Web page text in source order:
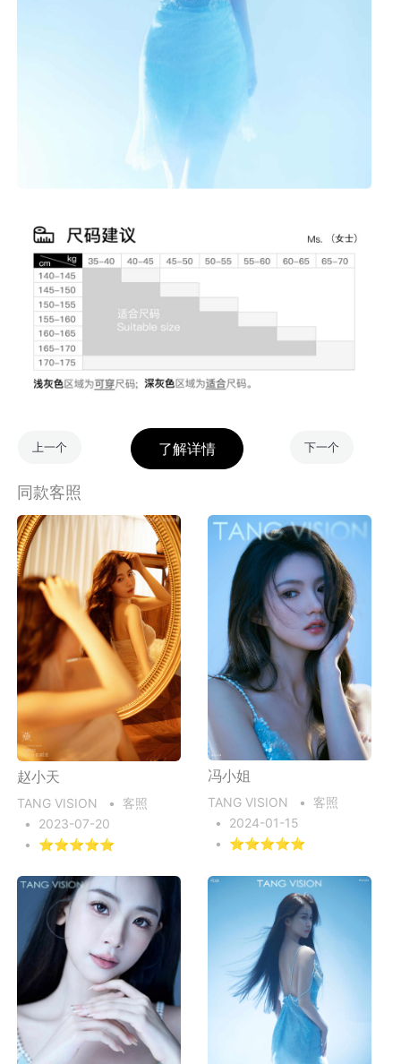
上一个 下一个
同款客照
赵小天
TANG VISION • 客照
•
2023-07-20
•
⭐⭐⭐⭐⭐
冯小姐
TANG VISION • 客照
•
2024-01-15
•
⭐⭐⭐⭐⭐